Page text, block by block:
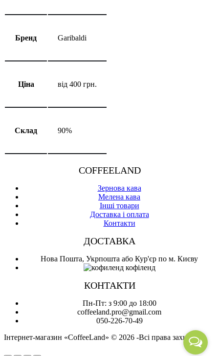
Бренд Garibaldi
Ціна від 400 грн.
Склад 90%
COFFEELAND
Зернова кава
Мелена кава
Інші товари
Доставка і оплата
Контакти
ДОСТАВКА
Нова Пошта, Укрпошта або Кур'єр по м. Києву
КОНТАКТИ
Пн-Пт: з 9:00 до 18:00
coffeeland.pro@gmail.com
050-226-70-49
Інтернет-магазин «CoffeeLand» © 2026 -Всі права захищені